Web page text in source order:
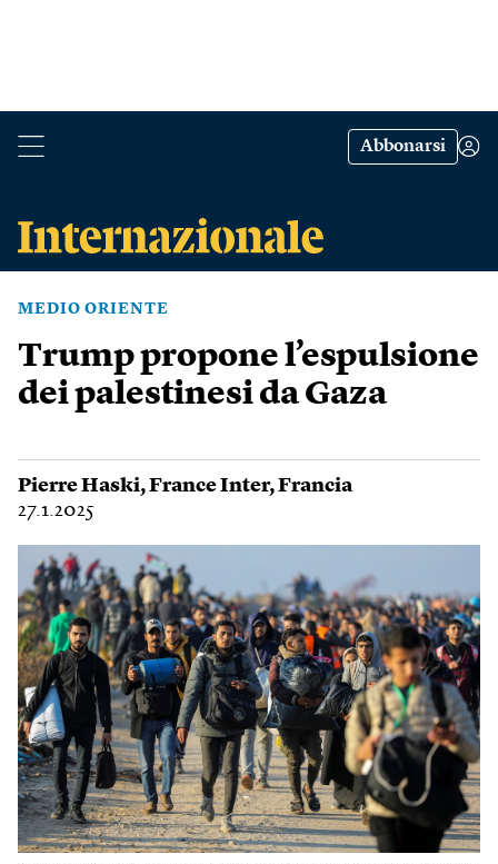
Abbonarsi
MEDIO ORIENTE
Trump propone l’espulsione
dei palestinesi da Gaza
Pierre Haski,France Inter,Francia
27.1.2025